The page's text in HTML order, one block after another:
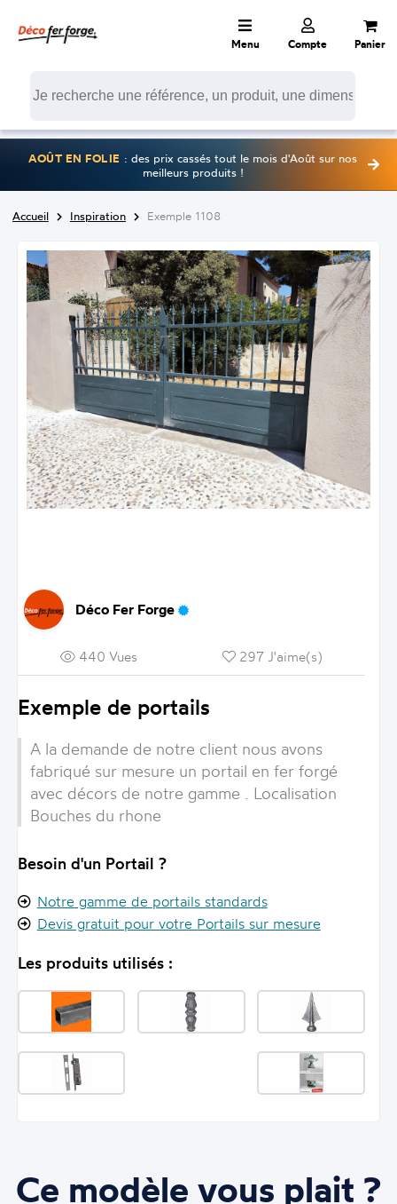
Menu Compte Panier
AOÛT EN FOLIE : des prix cassés tout le mois d'Août sur nos
meilleurs produits !
Accueil Inspiration Exemple 1108
Déco Fer Forge
440 Vues 297 J'aime(s)
Exemple de portails
A la demande de notre client nous avons
fabriqué sur mesure un portail en fer forgé
avec décors de notre gamme . Localisation
Bouches du rhone
Besoin d'un Portail ?
Notre gamme de portails standards
Devis gratuit pour votre Portails sur mesure
Les produits utilisés :
Ce modèle vous plait ?